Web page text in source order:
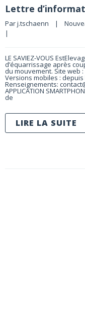
Lettre
Par j.tschaenn |
|
LE SAVIEZ-VOUS
d’équarrissage après
du mouvement. Site web
Versions mobiles :
Renseignements:
APPLICATION
de
LIRE LA SUITE